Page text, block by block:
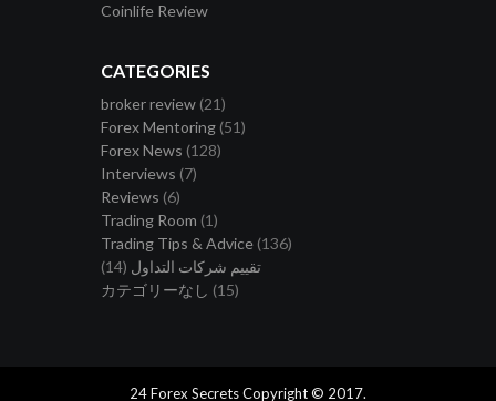
Coinlife Review
CATEGORIES
broker review (21)
Forex Mentoring (51)
Forex News (128)
Interviews (7)
Reviews (6)
Trading Room (1)
Trading Tips & Advice (136)
تقييم شركات التداول (14)
カテゴリーなし (15)
24 Forex Secrets Copyright © 2017.